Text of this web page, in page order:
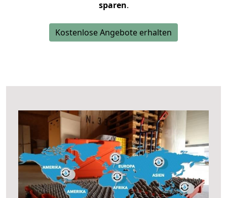
sparen.
Kostenlose Angebote erhalten